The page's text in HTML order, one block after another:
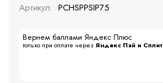
Артикул: PCHSPPSIP75
Вернем баллами Яндекс Плюс
только при оплате через Яндекс Пэй и Сплит